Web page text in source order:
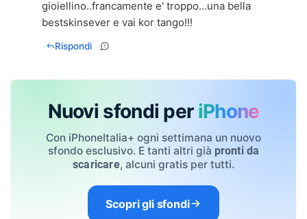
gioiellino..francamente e' troppo...una bella
bestskinsever e vai kor tango!!!
Rispondi
Nuovi sfondi per iPhone
Con iPhoneItalia+ ogni settimana un nuovo
sfondo esclusivo. E tanti altri già pronti da
scaricare, alcuni gratis per tutti.
Scopri gli sfondi